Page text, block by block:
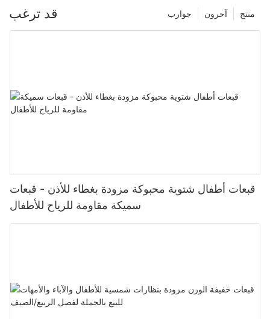
قد ترغب منتج آحرون جوارب
قبعات أطفال شتوية محبوكة مزودة بغطاء للأذن - قبعات
سميكة مقاومة للرياح للأطفال